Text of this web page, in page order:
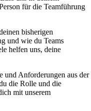
für die Teamführung
bisherigen
und wie du Teams
helfen uns, deine
und Anforderungen aus der
die Rolle und die
mit unserem